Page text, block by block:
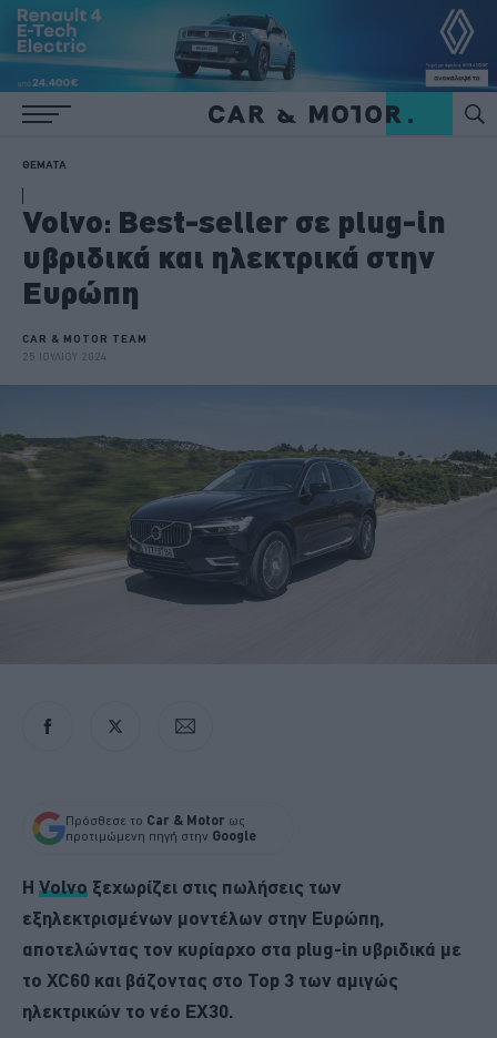
ΘΕΜΑΤΑ
Volvo: Best-seller σε plug-in
υβριδικά και ηλεκτρικά στην
Ευρώπη
CAR & MOTOR TEAM
25 ΙΟΥΛΙΟΥ 2024
Πρόσθεσε το Car & Motor ως
προτιμώμενη πηγή στην Google
Η Volvo ξεχωρίζει στις πωλήσεις των
εξηλεκτρισμένων μοντέλων στην Ευρώπη,
αποτελώντας τον κυρίαρχο στα plug-in υβριδικά με
το XC60 και βάζοντας στο Top 3 των αμιγώς
ηλεκτρικών το νέο EX30.